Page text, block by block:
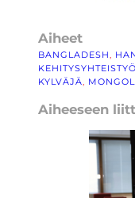
Aiheet
BANGLADESH,
KEHITYSYHTEISTYÖ
KYLVÄJÄ,
Aiheeseen